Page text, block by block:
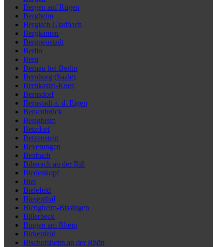
Bergen auf Rügen
Bergheim
Bergisch Gladbach
Bergkamen
Bergneustadt
Berlin
Bern
Bernau bei Berlin
Bernburg (Saale)
Bernkastel-Kues
Bernsdorf
Bernstadt a. d. Eigen
Bersenbrück
Besigheim
Betzdorf
Betzenstein
Beverungen
Bexbach
Biberach an der Riß
Biedenkopf
Biel
Bielefeld
Biesenthal
Bietigheim-Bissingen
Billerbeck
Bingen am Rhein
Birkenfeld
Bischofsheim an der Rhön